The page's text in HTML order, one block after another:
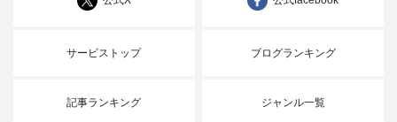
サービストップ ブログランキング
記事ランキング ジャンル一覧